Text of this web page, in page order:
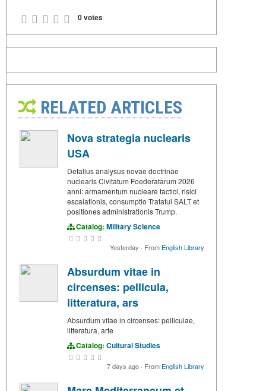
0 votes
RELATED ARTICLES
Nova strategia nuclearis
USA
Detallus analysus novae doctrinae
nuclearis Civitatum Foederatarum 2026
anni: armamentum nucleare tactici, risici
escalationis, consumptio Tratatui SALT et
positiones administrationis Trump.
Catalog: Military Science
Yesterday · From English Library
Absurdum vitae in
circenses: pellicula,
litteratura, ars
Absurdum vitae in circenses: pelliculae,
litteratura, arte
Catalog: Cultural Studies
7 days ago · From English Library